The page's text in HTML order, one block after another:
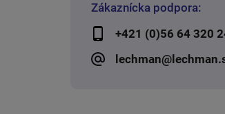
Zákaznícka podpora:
+421 (0)56 64 320